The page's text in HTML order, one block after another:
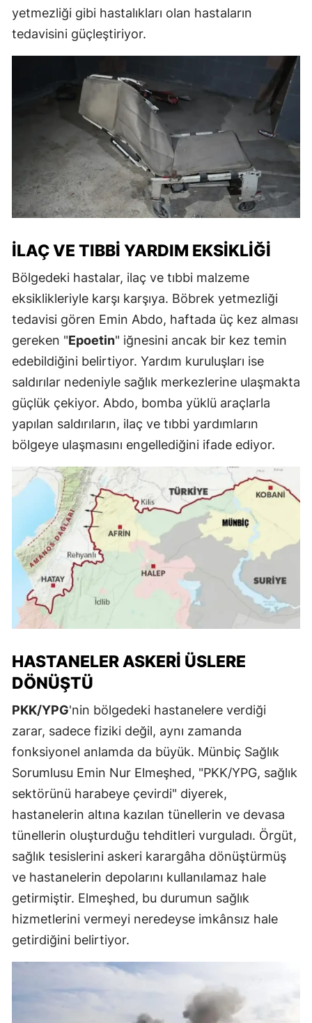
yetmezliği gibi hastalıkları olan hastaların
tedavisini güçleştiriyor.
İLAÇ VE TIBBI YARDIM EKSIKLIĞI
Bölgedeki hastalar, ilaç ve tıbbi malzeme
eksiklikleriyle karşı karşıya. Böbrek yetmezliği
tedavisi gören Emin Abdo, haftada üç kez alması
gereken "Epoetin" iğnesini ancak bir kez temin
edebildiğini belirtiyor. Yardım kuruluşları ise
saldırılar nedeniyle sağlık merkezlerine ulaşmakta
güçlük çekiyor. Abdo, bomba yüklü araçlarla
yapılan saldırıların, ilaç ve tıbbi yardımların
bölgeye ulaşmasını engellediğini ifade ediyor.
HASTANELER ASKERI ÜSLERE
DÖNÜŞTÜ
PKK/YPG'nin bölgedeki hastanelere verdiği
zarar, sadece fiziki değil, aynı zamanda
fonksiyonel anlamda da büyük. Münbiç Sağlık
Sorumlusu Emin Nur Elmeşhed, "PKK/YPG, sağlık
sektörünü harabeye çevirdi" diyerek,
hastanelerin altına kazılan tünellerin ve devasa
tünellerin oluşturduğu tehditleri vurguladı. Örgüt,
sağlık tesislerini askeri karargâha dönüştürmüş
ve hastanelerin depolarını kullanılamaz hale
getirmiştir. Elmeşhed, bu durumun sağlık
hizmetlerini vermeyi neredeyse imkânsız hale
getirdiğini belirtiyor.